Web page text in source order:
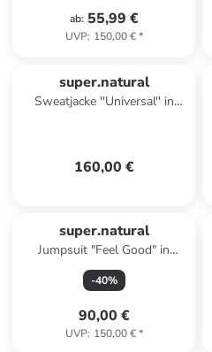
ab: 55,99 €
UVP: 150,00 €*
super.natural
Sweatjacke ''Universal'' in
160,00 €
super.natural
Jumpsuit "Feel Good" in
Hellblau
-40%
90,00 €
UVP: 150,00 €*